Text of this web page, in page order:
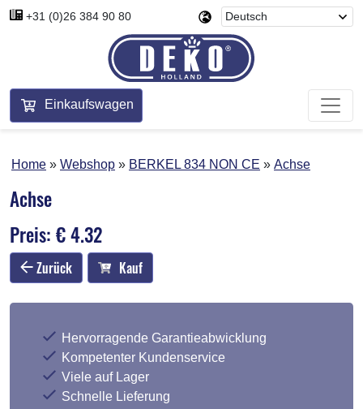
+31 (0)26 384 90 80
Einkaufswagen
Home Webshop BERKEL 834 NON CE Achse
Achse
Preis: € 4.32
Zurück Kauf
Hervorragende Garantieabwicklung
Kompetenter Kundenservice
Viele auf Lager
Schnelle Lieferung